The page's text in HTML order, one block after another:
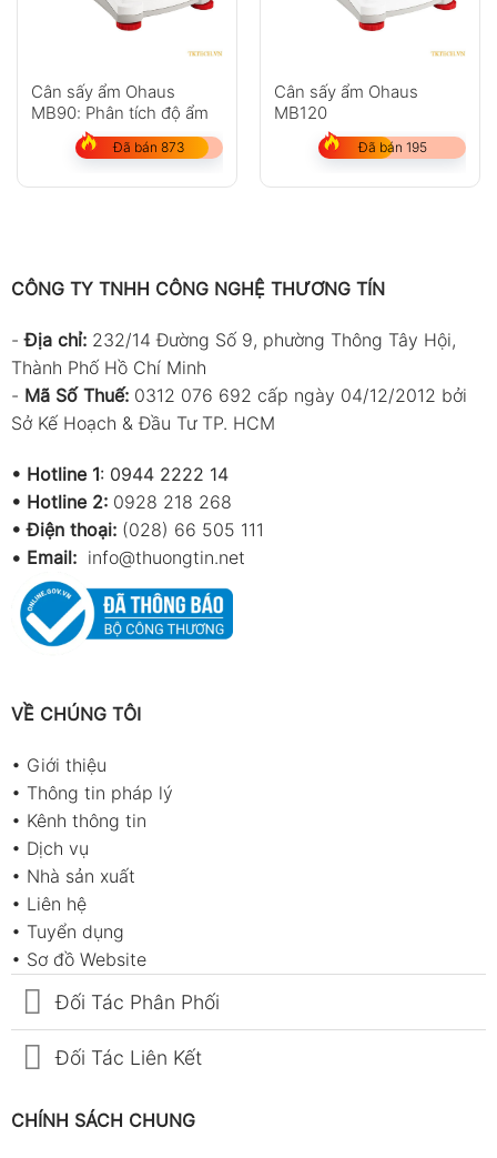
Cân sấy ẩm Ohaus
MB90: Phân tích độ ẩm
Đã bán 873
Cân sấy ẩm Ohaus
MB120
Đã bán 195
CÔNG TY TNHH CÔNG NGHỆ THƯƠNG TÍN
-Địa chỉ: 232/14 Đường Số 9, phường Thông Tây Hội,
Thành Phố Hồ Chí Minh
- Mã Số Thuế: 0312 076 692 cấp ngày 04/12/2012 bởi
Sở Kế Hoạch & Đầu Tư TP. HCM
• Hotline 1: 0944 2222 14
• Hotline 2: 0928 218 268
• Điện thoại: (028) 66 505 111
• Email: info@thuongtin.net
VỀ CHÚNG TÔI
• Giới thiệu
• Thông tin pháp lý
• Kênh thông tin
• Dịch vụ
• Nhà sản xuất
• Liên hệ
• Tuyển dụng
• Sơ đồ Website
Đối Tác Phân Phối
Đối Tác Liên Kết
CHÍNH SÁCH CHUNG